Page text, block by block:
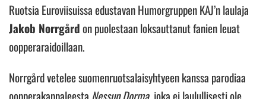
Ruotsia Euroviisuissa edustavan Humorgruppen KAJ’n laulaja
Jakob Norrgårdon puolestaan loksauttanut fanien leuat
oopperaraidoillaan.
Norrgård vetelee suomenruotsalaisyhtyeen kanssa parodiaa
oopperakappaleesta Nessun Dorma, joka ei laulullisesti ole